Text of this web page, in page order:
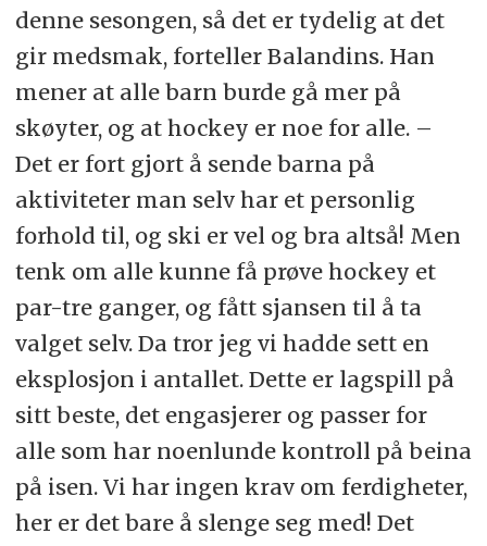
denne sesongen, så det er tydelig at det
gir medsmak, forteller Balandins. Han
mener at alle barn burde gå mer på
skøyter, og at hockey er noe for alle. –
Det er fort gjort å sende barna på
aktiviteter man selv har et personlig
forhold til, og ski er vel og bra altså! Men
tenk om alle kunne få prøve hockey et
par-tre ganger, og fått sjansen til å ta
valget selv. Da tror jeg vi hadde sett en
eksplosjon i antallet. Dette er lagspill på
sitt beste, det engasjerer og passer for
alle som har noenlunde kontroll på beina
på isen. Vi har ingen krav om ferdigheter,
her er det bare å slenge seg med! Det